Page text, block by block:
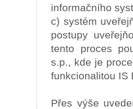
informačního
c) systém
postupy
tento proces
s.p., kde je
funkcionalitou IS
Přes výše